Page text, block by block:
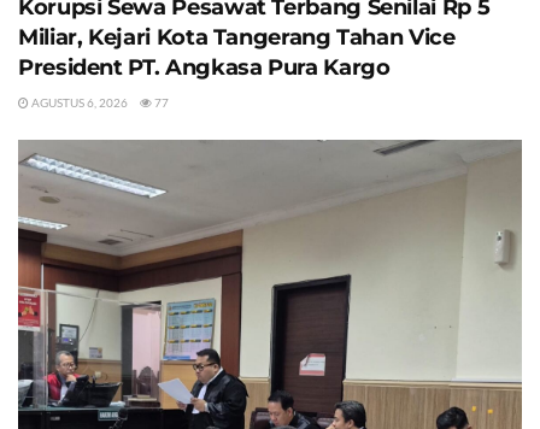
Korupsi Sewa Pesawat Terbang Senilai Rp 5
Miliar, Kejari Kota Tangerang Tahan Vice
President PT. Angkasa Pura Kargo
AGUSTUS 6, 2026 77